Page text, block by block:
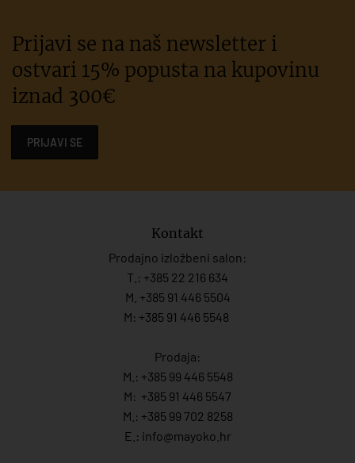
Prijavi se na naš newsletter i
ostvari 15% popusta na kupovinu
iznad 300€
PRIJAVI SE
Kontakt
Prodajno izložbeni salon:
T.: +385 22 216 634
M. +385 91 446 5504
M: +385 91 446 5548
Prodaja:
M.: +385 99 446 5548
M: +385 91 446 5547
M.: +385 99 702 8258
E.: info@mayoko. hr